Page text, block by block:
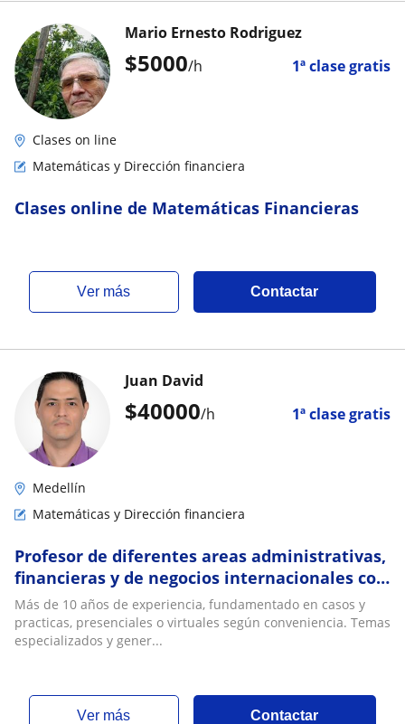
$5000/h 1ª clase gratis
Mario Ernesto Rodriguez
Clases on line
Matemáticas y Dirección financiera
Clases online de Matemáticas Financieras
ver más Contactar
$40000/h 1ª clase gratis
Juan David
Medellín
Matemáticas y Dirección financiera
Profesor de diferentes areas administrativas,
financieras y de negocios internacionales con
experiencia
Más de 10 años de experiencia, fundamentado en casos y
practicas, presenciales o virtuales según conveniencia. Temas
especializados y gener...
ver más Contactar